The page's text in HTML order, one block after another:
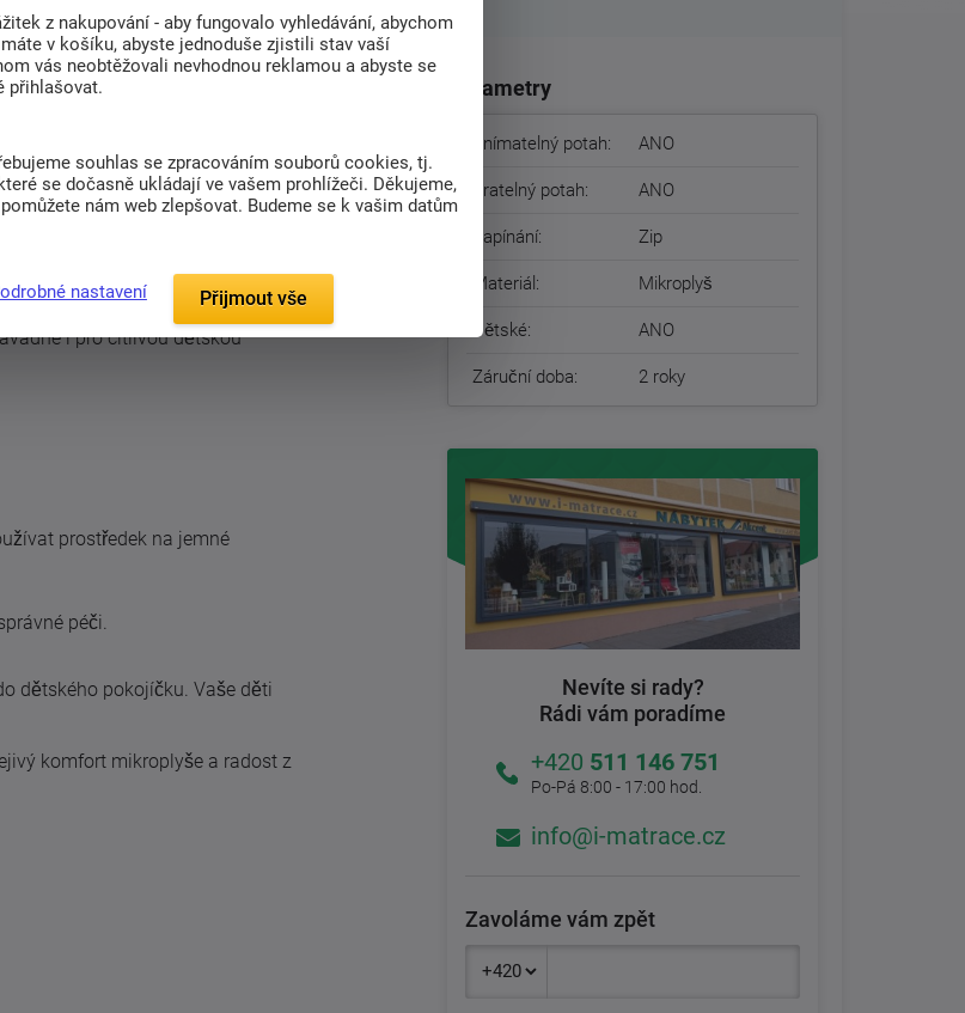
pro vaše děti!
motivu! Mikroplyšové povlečení
který si vaše děti zamilují.
na přikrývku (140x200
na dotek.
i pro citlivou dětskou
prostředek na jemné
péči.
dětského pokojíčku. Vaše děti
komfort mikroplyše a radost z
Parametry
Snímatelný potah: ANO
Pratelný potah: ANO
Zapínání: Zip
Materiál: Mikroplyš
Dětské: ANO
Záruční doba: 2 roky
Nevíte si rady?
Rádi vám poradíme
+420 511 146 751
Po-Pá 8:00 - 17:00 hod.
info@i-matrace.cz
Zavoláme vám zpět
z nakupování - aby fungovalo vyhledávání, abychom
v košíku, abyste jednoduše zjistili stav vaší
vás neobtěžovali nevhodnou reklamou a abyste se
přihlašovat.
souhlas se zpracováním souborů cookies, tj.
se dočasně ukládají ve vašem prohlížeči. Děkujeme,
nám web zlepšovat. Budeme se k vašim datům
nastavení Přijmout vše